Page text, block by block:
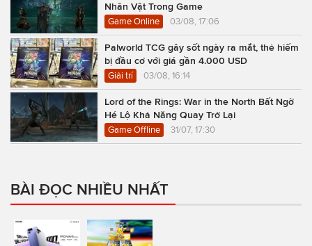
Nhân Vật Trong Game
Game Online 03/08, 17:06
Palworld TCG gây sốt ngày ra mắt, thẻ hiếm
bị đầu cơ với giá gần 4.000 USD
Giải trí 03/08, 16:14
Lord of the Rings: War in the North Bất Ngờ
Hé Lộ Khả Năng Quay Trở Lại
Game Offline 31/07, 17:30
BÀI ĐỌC NHIỀU NHẤT